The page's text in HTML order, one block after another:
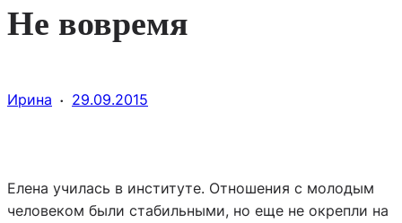
Не вовремя
Ирина · 29.09.2015
Елена училась в институте. Отношения с молодым
человеком были стабильными, но еще не окрепли на